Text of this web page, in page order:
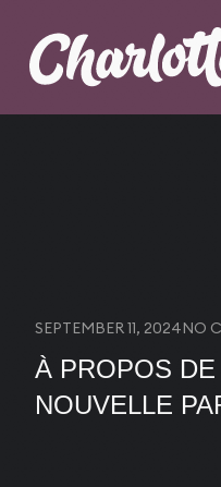
SEPTEMBER 11, 2024NO
À PROPOS
NOUVELLE